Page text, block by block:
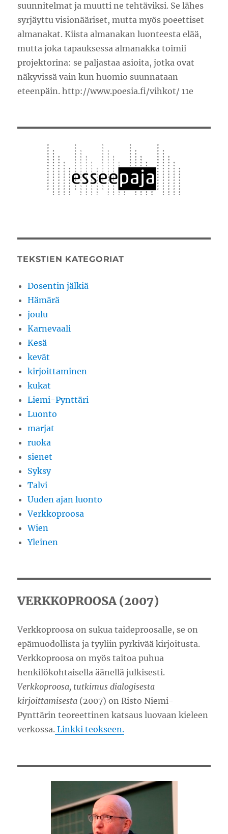
suunnitelmat ja muutti ne tehtäviksi. Se lähes
syrjäyttu visionääriset, mutta myös poeettiset
almanakat. Kiista almanakan luonteesta elää,
mutta joka tapauksessa almanakka toimii
projektorina: se paljastaa asioita, jotka ovat
näkyvissä vain kun huomio suunnataan
eteenpäin. http://www.poesia.fi/vihkot/ 11e
TEKSTIEN KATEGORIAT
Dosentin jälkiä
Hämärä
joulu
Karnevaali
Kesä
kevät
kirjoittaminen
kukat
Liemi-Pynttäri
Luonto
marjat
ruoka
sienet
Syksy
Talvi
Uuden ajan luonto
Verkkoproosa
Wien
Yleinen
VERKKOPROOSA (2007)
Verkkoproosa on sukua taideproosalle, se on
epämuodollista ja tyyliin pyrkivää kirjoitusta.
Verkkoproosa on myös taitoa puhua
henkilökohtaisella äänellä julkisesti.
Verkkoproosa, tutkimus dialogisesta
kirjoittamisesta (2007) on Risto Niemi-
Pynttärin teoreettinen katsaus luovaan kieleen
verkossa. Linkki teokseen.